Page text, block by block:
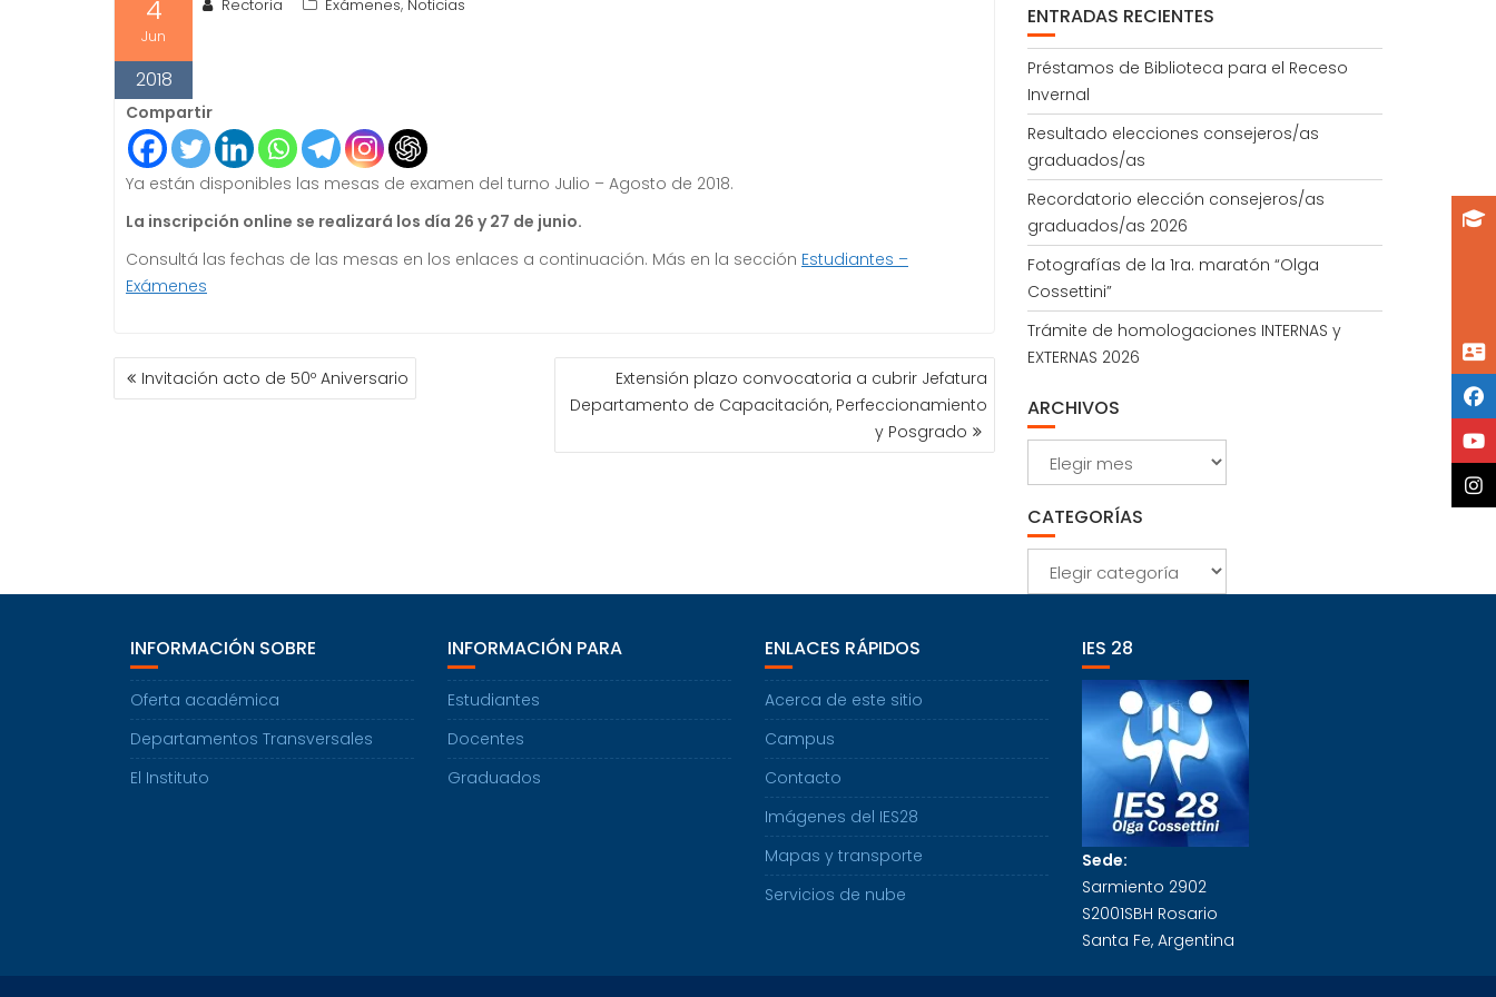
4
Jun
2018
Rectoria Exámenes, Noticias
Compartir
Ya están disponibles las mesas de examen del turno Julio – Agosto de 2018.
La inscripción online se realizará los día 26 y 27 de junio.
Consultá las fechas de las mesas en los enlaces a continuación. Más en la sección Estudiantes –
Exámenes
NAVEGACIÓN
DEInvitación acto de 50º Aniversario
Extensión plazo convocatoria a cubrir Jefatura
Departamento de Capacitación, Perfeccionamiento
y Posgrado
ENTRADAS RECIENTES
Préstamos de Biblioteca para el Receso
Invernal
Resultado elecciones consejeros/as
graduados/as
Recordatorio elección consejeros/as
graduados/as 2026
Fotografías de la 1ra. maratón “Olga
Cossettini”
Trámite de homologaciones INTERNAS y
EXTERNAS 2026
ARCHIVOS
Archivos
CATEGORÍAS
Categorías
INFORMACIÓN SOBRE
Oferta académica
Departamentos Transversales
El Instituto
INFORMACIÓN PARA
Estudiantes
Docentes
Graduados
ENLACES RÁPIDOS
Acerca de este sitio
Campus
Contacto
Imágenes del IES28
Mapas y transporte
Servicios de nube
IES 28
Sede:
Sarmiento 2902
S2001SBH Rosario
Santa Fe, Argentina